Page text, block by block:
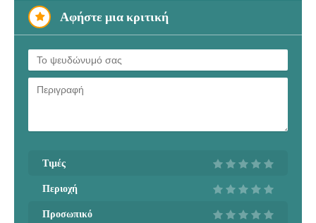
Αφήστε μια κριτική
Τιμές
Περιοχή
Προσωπικό